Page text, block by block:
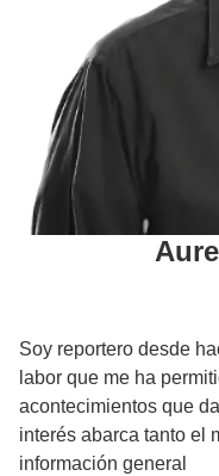
Soy reportero desde
labor que me ha
acontecimientos que
interés abarca tanto el
información general